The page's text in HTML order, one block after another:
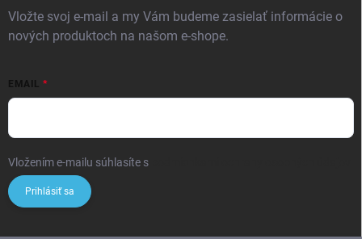
Vložte svoj e-mail a my Vám budeme zasielať informácie o
nových produktoch na našom e-shope.
EMAIL
Vložením e-mailu súhlasíte s
Prihlásiť sa